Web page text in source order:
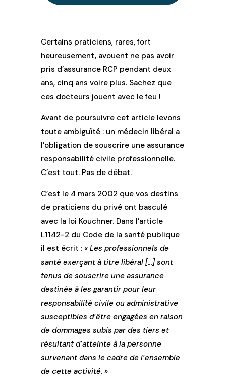
Certains praticiens, rares, fort
heureusement, avouent ne pas avoir
pris d’assurance RCP pendant deux
ans, cinq ans voire plus. Sachez que
ces docteurs jouent avec le feu !
Avant de poursuivre cet article levons
toute ambiguïté : un médecin libéral a
l’obligation de souscrire une assurance
responsabilité civile professionnelle.
C’est tout. Pas de débat.
C’est le 4 mars 2002 que vos destins
de praticiens du privé ont basculé
avec la loi Kouchner. Dans l’article
L1142-2 du Code de la santé publique
il est écrit : « Les professionnels de
santé exerçant à titre libéral […] sont
tenus de souscrire une assurance
destinée à les garantir pour leur
responsabilité civile ou administrative
susceptibles d’être engagées en raison
de dommages subis par des tiers et
résultant d’atteinte à la personne
survenant dans le cadre de l’ensemble
de cette activité. »